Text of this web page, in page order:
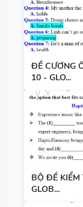
ĐỀ CƯƠNG
10 - GLO...
BỘ ĐỀ
GLOB...